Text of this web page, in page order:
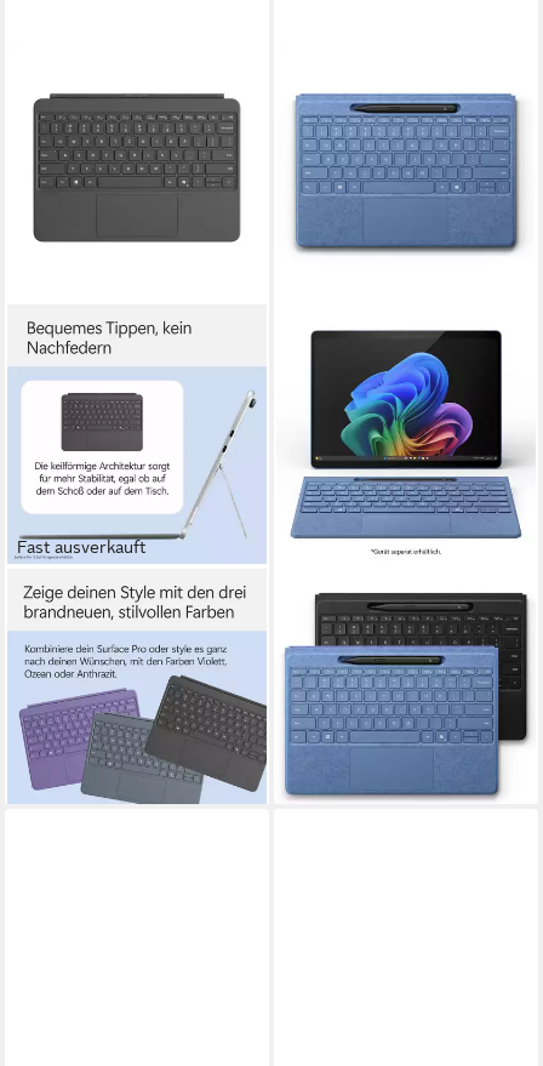
Fast ausverkauft
MICROSOFT
EP2-32018 Tastatur
(Kompatibel mit Surface Pro
12" in Anthrazit)
161,85 €
14,78 €mtl. in 12 Raten
lieferbar - in 6-7 Werktagen bei dir
MICROSOFT
8YU-00027 Tastatur
(QWERTZ-Layout, Alcantara®
Keyboard, kompatibel mit
Surface Pro & PC)
ab 414,85 €
lieferbar - in 5-6 Werktagen bei dir